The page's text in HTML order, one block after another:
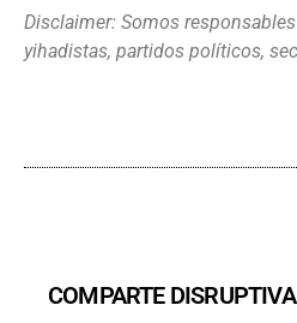
Disclaimer: Somos
yihadistas, partidos políticos,
COMPARTE DISRUPTIVA